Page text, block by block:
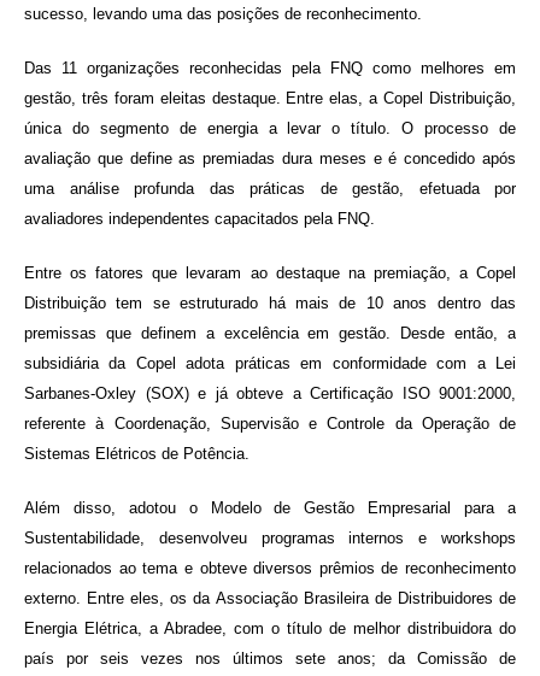
sucesso, levando uma das posições de reconhecimento.
Das 11 organizações reconhecidas pela FNQ como melhores em
gestão, três foram eleitas destaque. Entre elas, a Copel Distribuição,
única do segmento de energia a levar o título. O processo de
avaliação que define as premiadas dura meses e é concedido após
uma análise profunda das práticas de gestão, efetuada por
avaliadores independentes capacitados pela FNQ.
Entre os fatores que levaram ao destaque na premiação, a Copel
Distribuição tem se estruturado há mais de 10 anos dentro das
premissas que definem a excelência em gestão. Desde então, a
subsidiária da Copel adota práticas em conformidade com a Lei
Sarbanes-Oxley (SOX) e já obteve a Certificação ISO 9001:2000,
referente à Coordenação, Supervisão e Controle da Operação de
Sistemas Elétricos de Potência.
Além disso, adotou o Modelo de Gestão Empresarial para a
Sustentabilidade, desenvolveu programas internos e workshops
relacionados ao tema e obteve diversos prêmios de reconhecimento
externo. Entre eles, os da Associação Brasileira de Distribuidores de
Energia Elétrica, a Abradee, com o título de melhor distribuidora do
país por seis vezes nos últimos sete anos; da Comissão de